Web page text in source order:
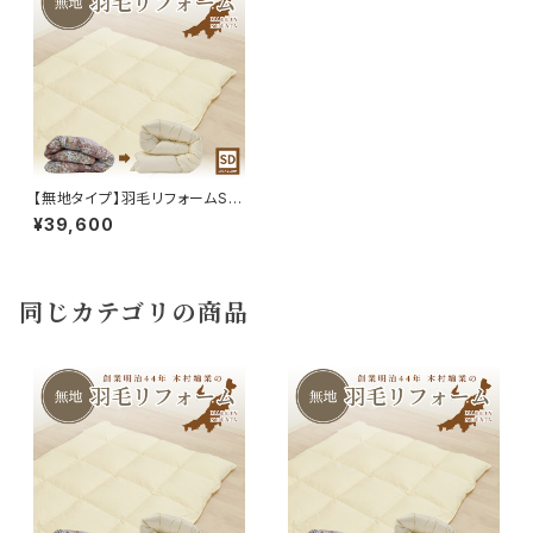
【無地タイプ】羽毛リフォームSD
170×210cm 60サテン 立体キ
ルト 補充羽毛WDD85％
¥39,600
同じカテゴリの商品